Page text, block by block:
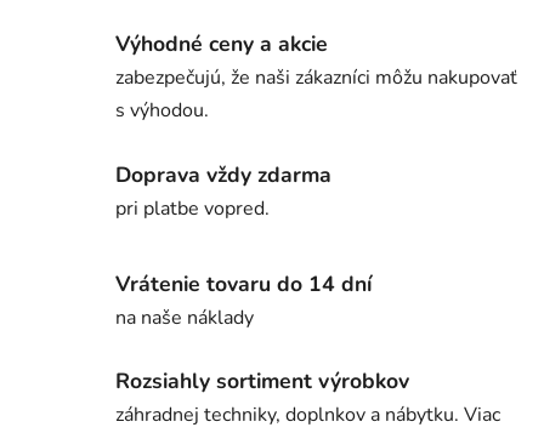
Výhodné ceny a akcie
zabezpečujú, že naši zákazníci môžu nakupovať
s výhodou.
Doprava vždy zdarma
pri platbe vopred.
Vrátenie tovaru do 14 dní
na naše náklady
Rozsiahly sortiment výrobkov
záhradnej techniky, doplnkov a nábytku. Viac